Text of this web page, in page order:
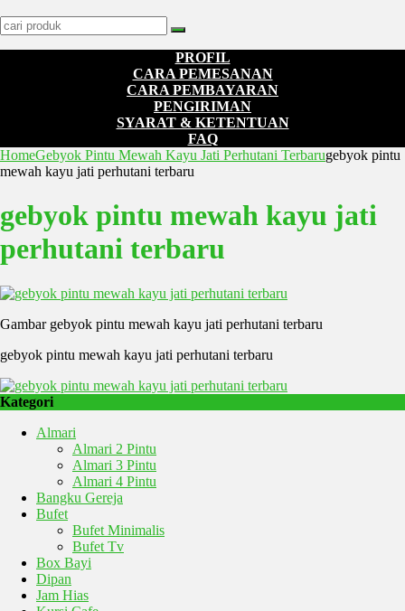
PROFIL
CARA PEMESANAN
CARA PEMBAYARAN
PENGIRIMAN
SYARAT & KETENTUAN
FAQ
HomeGebyok Pintu Mewah Kayu Jati Perhutani Terbarugebyok pintu
mewah kayu jati perhutani terbaru
gebyok pintu mewah kayu jati
perhutani terbaru
Gambar gebyok pintu mewah kayu jati perhutani terbaru
gebyok pintu mewah kayu jati perhutani terbaru
Kategori
Almari
Almari 2 Pintu
Almari 3 Pintu
Almari 4 Pintu
Bangku Gereja
Bufet
Bufet Minimalis
Bufet Tv
Box Bayi
Dipan
Jam Hias